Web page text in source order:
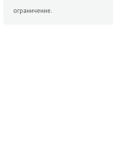
ограничение.